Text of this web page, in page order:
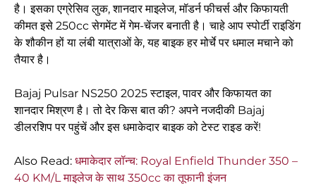
है। इसका एग्रेसिव लुक, शानदार माइलेज, मॉडर्न फीचर्स और किफायती
कीमत इसे 250cc सेगमेंट में गेम-चेंजर बनाती है। चाहे आप स्पोर्टी राइडिंग
के शौकीन हों या लंबी यात्राओं के, यह बाइक हर मोर्चे पर धमाल मचाने को
तैयार है।
Bajaj Pulsar NS250 2025 स्टाइल, पावर और किफायत का
शानदार मिश्रण है। तो देर किस बात की? अपने नजदीकी Bajaj
डीलरशिप पर पहुंचें और इस धमाकेदार बाइक को टेस्ट राइड करें!
Also Read: धमाकेदार लॉन्च: Royal Enfield Thunder 350 –
40 KM/L माइलेज के साथ 350cc का तूफानी इंजन